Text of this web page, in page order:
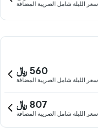
سعر الليلة شامل الصريبة المضافة
560 ﷼
سعر الليلة شامل الصريبة المضافة
807 ﷼
سعر الليلة شامل الصريبة المضافة